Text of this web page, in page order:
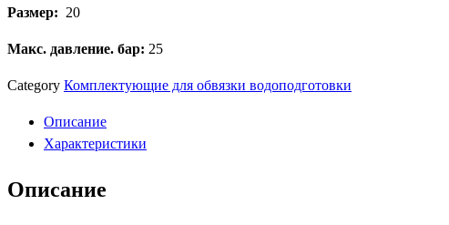
*
Белая
Рaзмер: 20
Макc. давление. бар: 25
Category Комплектующие для обвязки водоподготовки
Описание
Характеристики
Описание